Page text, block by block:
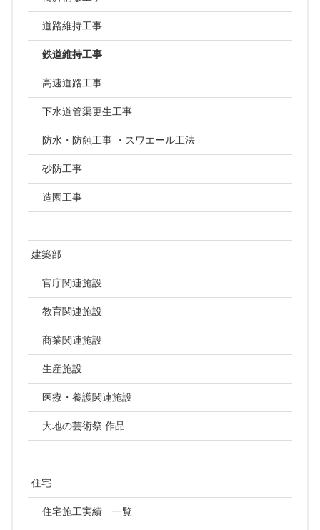
道路維持工事
鉄道維持工事
高速道路工事
下水道管渠更生工事
防水・防蝕工事 ・スワエール工法
砂防工事
造園工事
建築部
官庁関連施設
教育関連施設
商業関連施設
生産施設
医療・養護関連施設
大地の芸術祭 作品
住宅
住宅施工実績 一覧